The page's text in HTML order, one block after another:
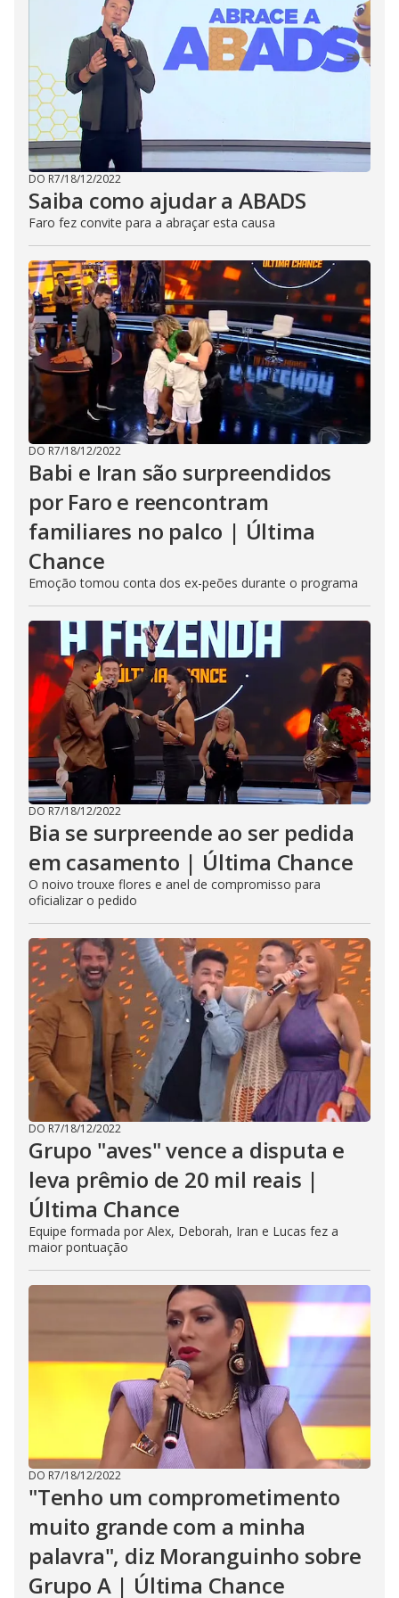
DO R7/18/12/2022
Saiba como ajudar a ABADS
Faro fez convite para a abraçar esta causa
DO R7/18/12/2022
Babi e Iran são surpreendidos
por Faro e reencontram
familiares no palco | Última
Chance
Emoção tomou conta dos ex-peões durante o programa
DO R7/18/12/2022
Bia se surpreende ao ser pedida
em casamento | Última Chance
O noivo trouxe flores e anel de compromisso para
oficializar o pedido
DO R7/18/12/2022
Grupo "aves" vence a disputa e
leva prêmio de 20 mil reais |
Última Chance
Equipe formada por Alex, Deborah, Iran e Lucas fez a
maior pontuação
DO R7/18/12/2022
"Tenho um comprometimento
muito grande com a minha
palavra", diz Moranguinho sobre
Grupo A | Última Chance